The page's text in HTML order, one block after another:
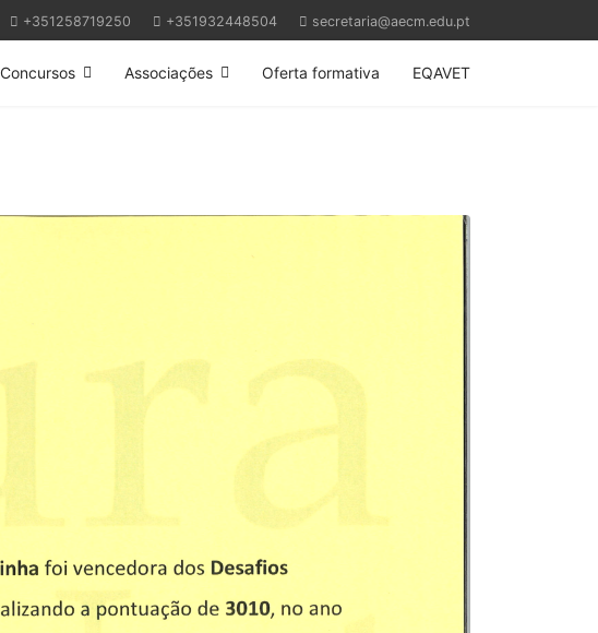
+351258719250 +351932448504 secretaria@aecm.edu.pt
Concursos Associações Oferta formativa EQAVET